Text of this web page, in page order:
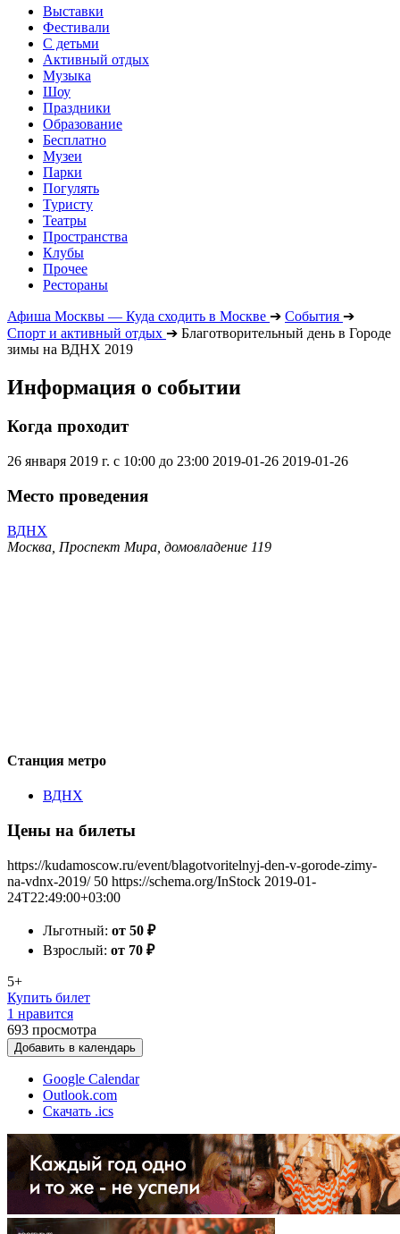
Выставки
Фестивали
С детьми
Активный отдых
Музыка
Шоу
Праздники
Образование
Бесплатно
Музеи
Парки
Погулять
Туристу
Театры
Пространства
Клубы
Прочее
Рестораны
Афиша Москвы — Куда сходить в Москве ➔ События ➔
Спорт и активный отдых ➔ Благотворительный день в Городе
зимы на ВДНХ 2019
Информация о событии
Когда проходит
26 января 2019 г. с 10:00 до 23:00 2019-01-26 2019-01-26
Место проведения
ВДНХ
Москва, Проспект Мира, домовладение 119
Станция метро
ВДНХ
Цены на билеты
https://kudamoscow.ru/event/blagotvoritelnyj-den-v-gorode-zimy-
na-vdnx-2019/ 50 https://schema.org/InStock 2019-01-
24T22:49:00+03:00
Льготный: от 50 ₽
Взрослый: от 70 ₽
5+
Купить билет
1 нравится
693 просмотра
Добавить в календарь
Google Calendar
Outlook.com
Скачать .ics